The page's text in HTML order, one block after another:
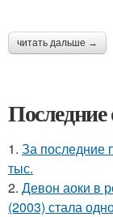
читать дальше →
Последние
1. За последние
тыс.
2. Девон аоки в
(2003) стала